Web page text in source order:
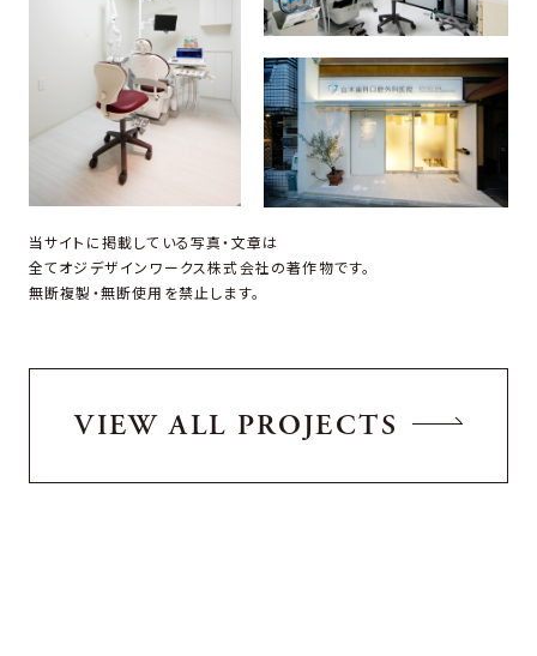
当サイトに掲載している写真・文章は
全てオジデザインワークス株式会社の著作物です。
無断複製・無断使用を禁止します。
VIEW ALL PROJECTS